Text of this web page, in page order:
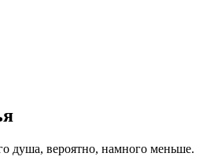
душа, вероятно, намного меньше.